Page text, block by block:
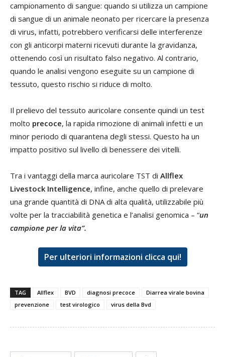
campionamento di sangue: quando si utilizza un campione
di sangue di un animale neonato per ricercare la presenza
di virus, infatti, potrebbero verificarsi delle interferenze
con gli anticorpi materni ricevuti durante la gravidanza,
ottenendo così un risultato falso negativo. Al contrario,
quando le analisi vengono eseguite su un campione di
tessuto, questo rischio si riduce di molto.
Il prelievo del tessuto auricolare consente quindi un test
molto precoce, la rapida rimozione di animali infetti e un
minor periodo di quarantena degli stessi. Questo ha un
impatto positivo sul livello di benessere dei vitelli.
Tra i vantaggi della marca auricolare TST di Allflex
Livestock Intelligence, infine, anche quello di prelevare
una grande quantità di DNA di alta qualità, utilizzabile più
volte per la tracciabilità genetica e l’analisi genomica – “un
campione per la vita”.
Per ulteriori informazioni clicca qui!
TAG Allflex BVD diagnosi precoce
Diarrea virale bovina
prevenzione
test virologico virus della Bvd